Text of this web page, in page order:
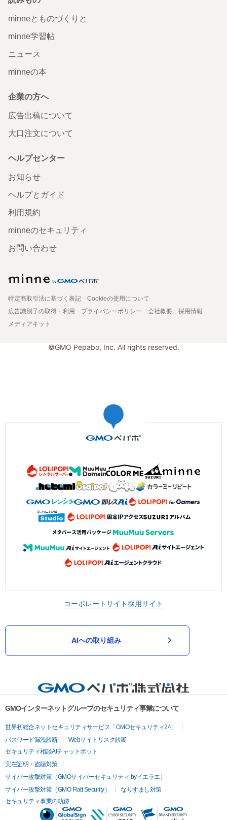
minneとものづくりと
minne学習帖
ニュース
minneの本
企業の方へ
広告出稿について
大口注文について
ヘルプセンター
お知らせ
ヘルプとガイド
利用規約
minneのセキュリティ
お問い合わせ
特定商取引法に基づく表記
Cookieの使用について
広告識別子の取得・利用
プライバシーポリシー 会社概要
採用情報
メディアキット
©GMO Pepabo, Inc. All rights reserved.
コーポレートサイト採用サイト
AIへの取り組み
GMOインターネットグループのセキュリティ事業について
世界初総合ネットセキュリティサービス「GMOセキュリティ24」
パスワード漏洩診断
Webサイトリスク診断
セキュリティ相談AIチャットボット
実在証明・盗聴対策
サイバー攻撃対策（GMOサイバーセキュリティ byイエラエ）
サイバー攻撃対策（GMO Flatt Security）
なりすまし対策
セキュリティ事業の軌跡